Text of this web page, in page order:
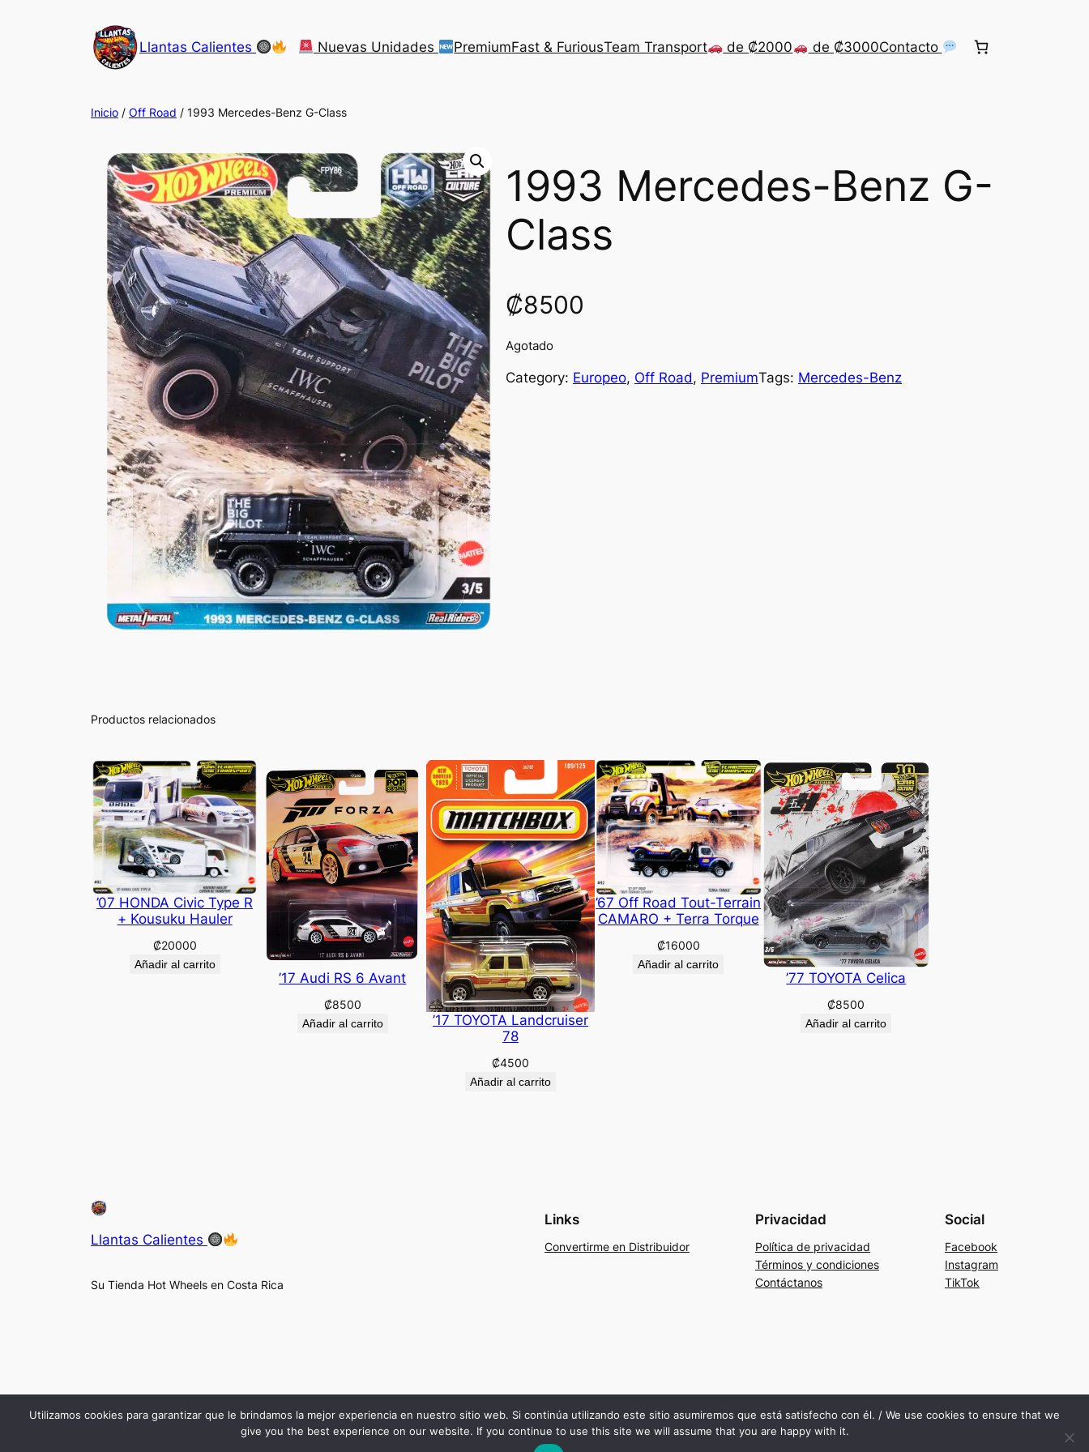
Llantas Calientes Nuevas Unidades PremiumFast & FuriousTeam Transport de ₡2000 de ₡3000Contacto
Inicio / Off Road / 1993 Mercedes-Benz G-Class
1993 Mercedes-Benz G-
Class
₡8500
Agotado
Category: Europeo, Off Road, PremiumTags: Mercedes-Benz
Productos relacionados
’07 HONDA Civic Type R
+ Kousuku Hauler
₡20000
Añadir al carrito
’17 Audi RS 6 Avant
₡8500
Añadir al carrito
’17 TOYOTA Landcruiser
78
₡4500
Añadir al carrito
’67 Off Road Tout-Terrain
CAMARO + Terra Torque
₡16000
Añadir al carrito
’77 TOYOTA Celica
₡8500
Añadir al carrito
Llantas Calientes
Su Tienda Hot Wheels en Costa Rica
Links
Convertirme en Distribuidor
Privacidad
Política de privacidad
Términos y condiciones
Contáctanos
Social
Facebook
Instagram
TikTok
Utilizamos cookies para garantizar que le brindamos la mejor experiencia en nuestro sitio web. Si continúa utilizando este sitio asumiremos que está satisfecho con él. / We use cookies to ensure that we
give you the best experience on our website. If you continue to use this site we will assume that you are happy with it.